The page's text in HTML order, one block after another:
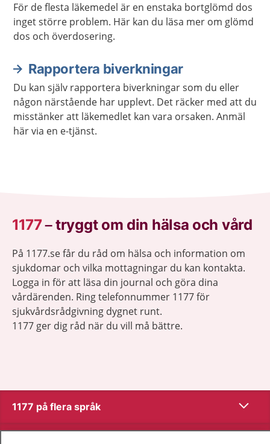
För de flesta läkemedel är en enstaka bortglömd dos
inget större problem. Här kan du läsa mer om glömd
dos och överdosering.
Rapportera biverkningar
Du kan själv rapportera biverkningar som du eller
någon närstående har upplevt. Det räcker med att du
misstänker att läkemedlet kan vara orsaken. Anmäl
här via en e-tjänst.
1177–tryggt om din hälsa och vård
På 1177.se får du råd om hälsa och information om
sjukdomar och vilka mottagningar du kan kontakta.
Logga in för att läsa din journal och göra dina
vårdärenden. Ring telefonnummer 1177 för
sjukvårdsrådgivning dygnet runt.
1177 ger dig råd när du vill må bättre.
1177 på flera språk Visa
Visa